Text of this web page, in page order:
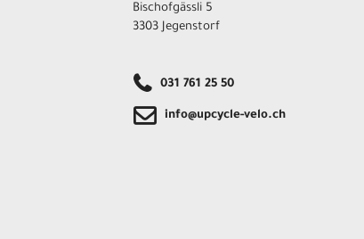
Bischofgässli 5
3303 Jegenstorf
031 761 25 50
info@upcycle-velo.ch